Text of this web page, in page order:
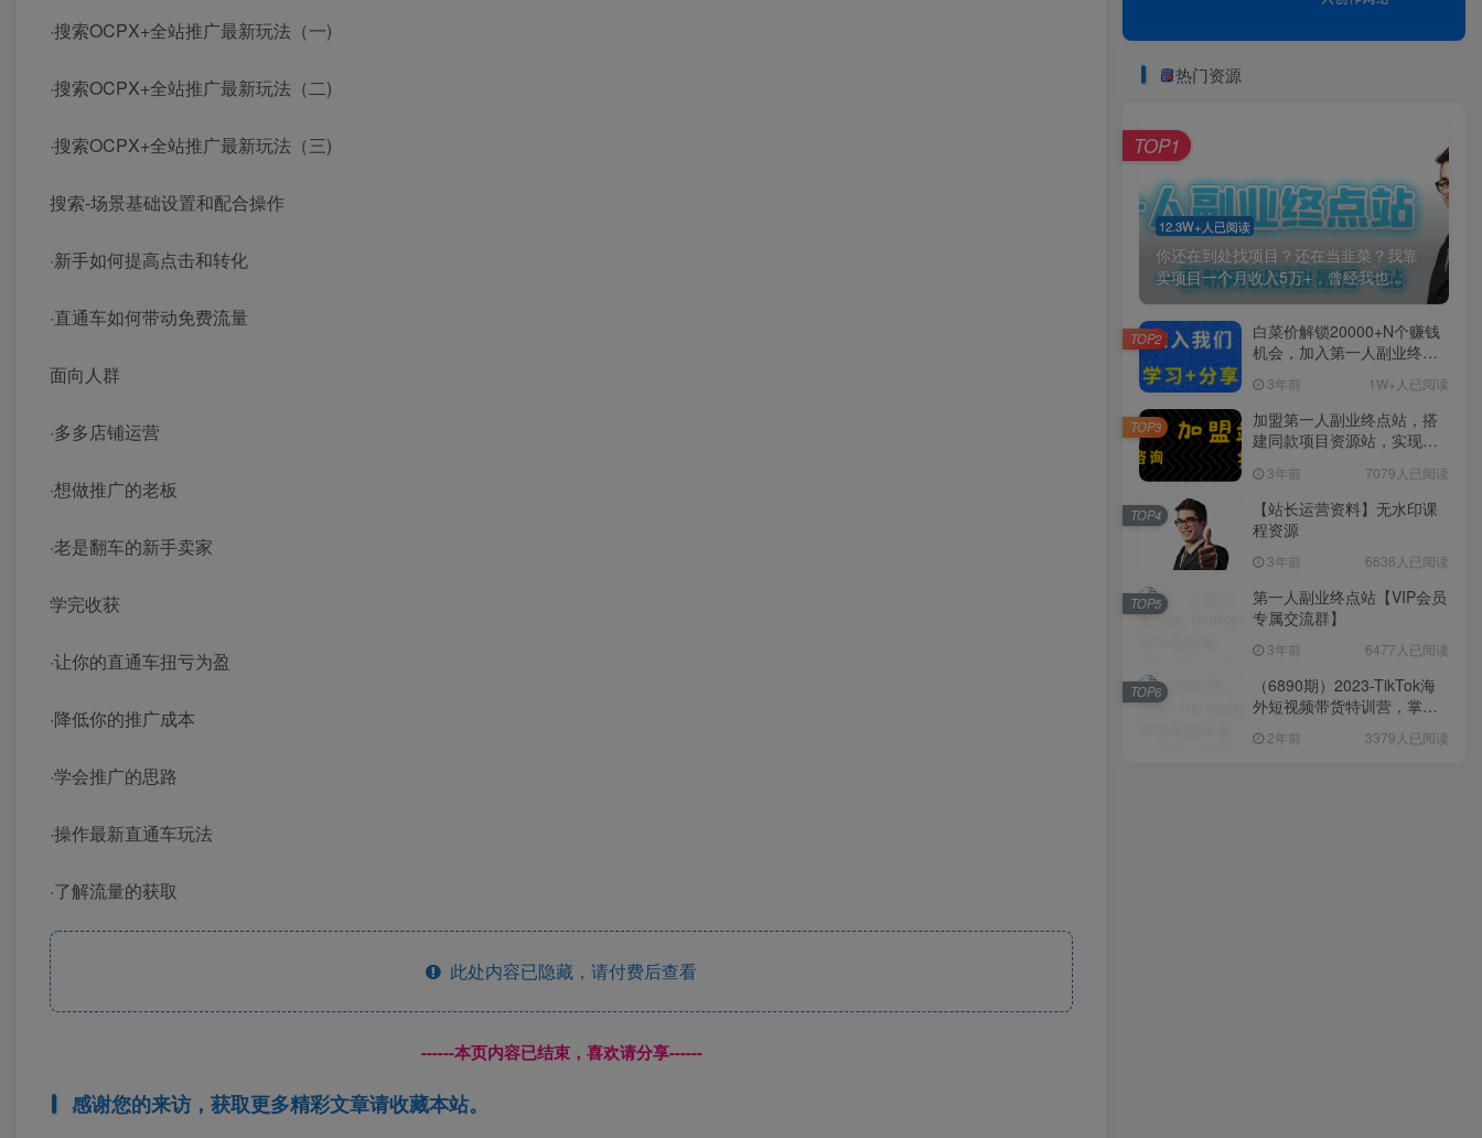
·搜索OCPX+全站推广最新玩法（一)
·搜索OCPX+全站推广最新玩法（二)
·搜索OCPX+全站推广最新玩法（三)
搜索-场景基础设置和配合操作
·新手如何提高点击和转化
·直通车如何带动免费流量
面向人群
·多多店铺运营
·想做推广的老板
·老是翻车的新手卖家
学完收获
·让你的直通车扭亏为盈
·降低你的推广成本
·学会推广的思路
·操作最新直通车玩法
·了解流量的获取
此处内容已隐藏，请付费后查看
------本页内容已结束，喜欢请分享------
感谢您的来访，获取更多精彩文章请收藏本站。
热门资源
12.3W+人已阅读
你还在到处找项目？还在当韭菜？我靠
卖项目一个月收入5万+，曾经我也...
TOP1
白菜价解锁20000+N个赚钱
机会，加入第一人副业终点
习。3年前 1W+人已阅读
TOP2
加盟第一人副业终点站，搭
建同款项目资源站，实现日
3年前 7079人已阅读
TOP3
【站长运营资料】无水印课
程资源
3年前 6636人已阅读
TOP4
第一人副业终点站【VIP会员
专属交流群】
3年前 6477人已阅读
TOP5
（6890期）2023-TikTok海
外短视频带货特训营，掌握
（60节课）
2年前 3379人已阅读
TOP6